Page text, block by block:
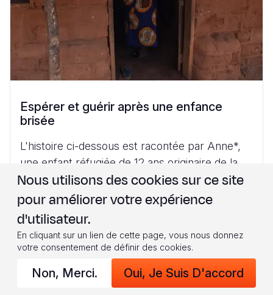
Espérer et guérir après une enfance
brisée
L'histoire ci-dessous est racontée par Anne*,
une enfant réfugiée de 12 ans originaire de la
République centrafricaine qui vit avec ses
parents à Kotakoli...
Plus De Lecture
Nous utilisons des cookies sur ce site
pour améliorer votre expérience
d'utilisateur.
En cliquant sur un lien de cette page, vous nous donnez
votre consentement de définir des cookies.
Non, Merci. Oui, Je Suis D'accord